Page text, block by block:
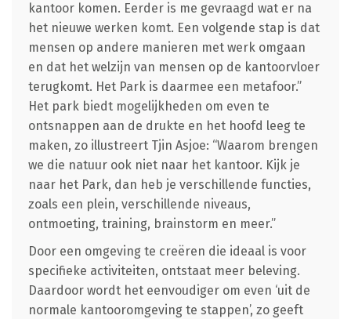
kantoor komen. Eerder is me gevraagd wat er na
het nieuwe werken komt. Een volgende stap is dat
mensen op andere manieren met werk omgaan
en dat het welzijn van mensen op de kantoorvloer
terugkomt. Het Park is daarmee een metafoor.”
Het park biedt mogelijkheden om even te
ontsnappen aan de drukte en het hoofd leeg te
maken, zo illustreert Tjin Asjoe: “Waarom brengen
we die natuur ook niet naar het kantoor. Kijk je
naar het Park, dan heb je verschillende functies,
zoals een plein, verschillende niveaus,
ontmoeting, training, brainstorm en meer.”
Door een omgeving te creëren die ideaal is voor
specifieke activiteiten, ontstaat meer beleving.
Daardoor wordt het eenvoudiger om even ‘uit de
normale kantooromgeving te stappen’, zo geeft